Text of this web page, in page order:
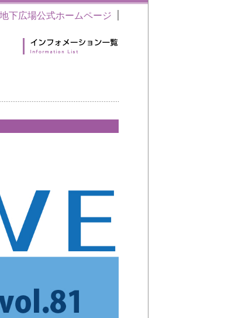
下広場公式ホームページ